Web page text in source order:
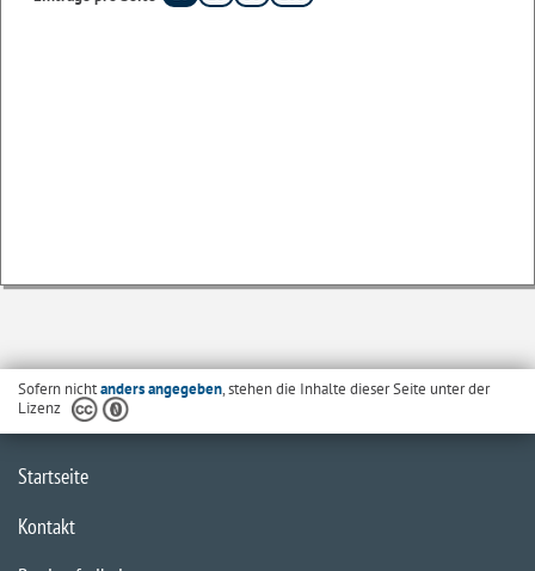
Sofern nichtanders angegeben, stehen die Inhalte dieser Seite unter der
Lizenz
Startseite
Kontakt